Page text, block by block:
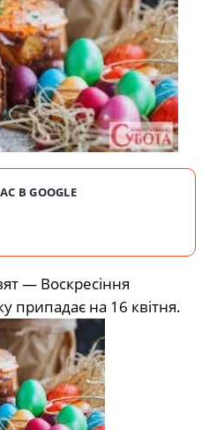
В GOOGLE
— Воскресіння
припадає на 16 квітня.